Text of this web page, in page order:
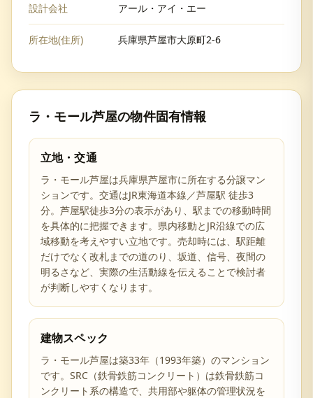
設計会社 アール・アイ・エー
所在地(住所) 兵庫県芦屋市大原町2-6
ラ・モール芦屋の物件固有情報
立地・交通
ラ・モール芦屋は兵庫県芦屋市に所在する分譲マン
ションです。交通はJR東海道本線／芦屋駅 徒歩3
分。芦屋駅徒歩3分の表示があり、駅までの移動時間
を具体的に把握できます。県内移動とJR沿線での広
域移動を考えやすい立地です。売却時には、駅距離
だけでなく改札までの道のり、坂道、信号、夜間の
明るさなど、実際の生活動線を伝えることで検討者
が判断しやすくなります。
建物スペック
ラ・モール芦屋は築33年（1993年築）のマンション
です。SRC（鉄骨鉄筋コンクリート）は鉄骨鉄筋コ
ンクリート系の構造で、共用部や躯体の管理状況を